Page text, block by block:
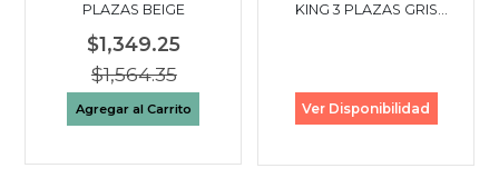
PLAZAS BEIGE
$1,349.25
$1,564.35
Agregar al Carrito
KING 3 PLAZAS GRIS
Ver Disponibilidad